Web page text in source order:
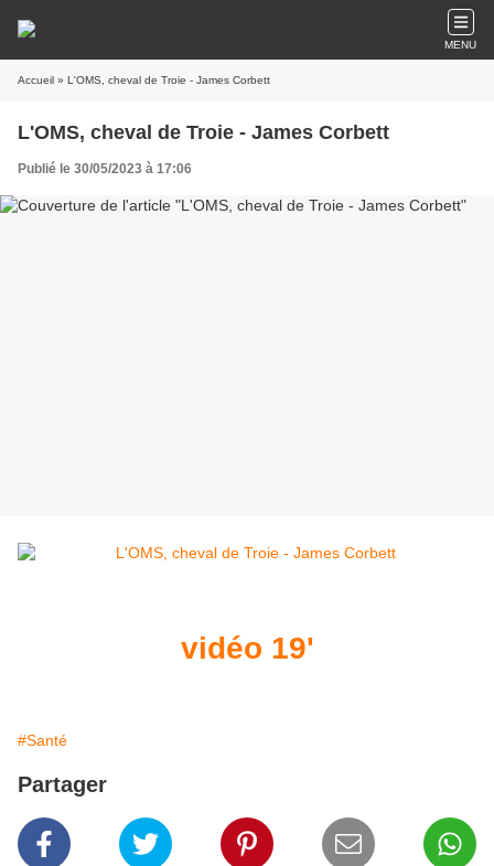
MENU
Accueil » L'OMS, cheval de Troie - James Corbett
L'OMS, cheval de Troie - James Corbett
Publié le 30/05/2023 à 17:06
vidéo 19'
#Santé
Partager